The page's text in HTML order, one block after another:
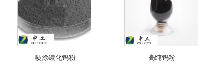
喷涂碳化钨粉 高纯钨粉